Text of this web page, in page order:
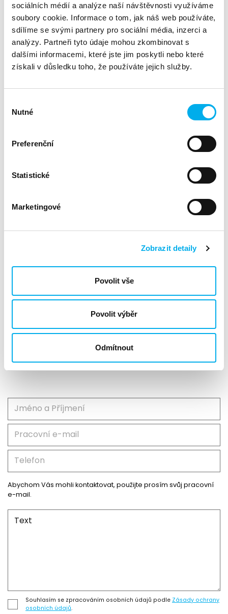
sociálních médií a analýze naší návštěvnosti využíváme
soubory cookie. Informace o tom, jak náš web používáte,
sdílíme se svými partnery pro sociální média, inzerci a
analýzy. Partneři tyto údaje mohou zkombinovat s
dalšími informacemi, které jste jim poskytli nebo které
získali v důsledku toho, že používáte jejich služby.
souhlasu
Nutné
Preferenční
Statistické
Marketingové
Zobrazit detaily
Povolit vše
Povolit výběr
Odmítnout
Náš tým
Business Unit Manager
Vojtěch Krak
Key Account Manager
Pavel Chmelař
Inside Sales Teamleader
Petra Burdej
Patricie Šrůtková
Jan Nguyen
Vendor Marketing Specialist
Adriana Petruláková
Kontaktní formulář
Abychom Vás mohli kontaktovat, použijte prosím svůj pracovní
e-mail.
Souhlasím se zpracováním osobních údajů podleZásady ochrany
osobních údajů.